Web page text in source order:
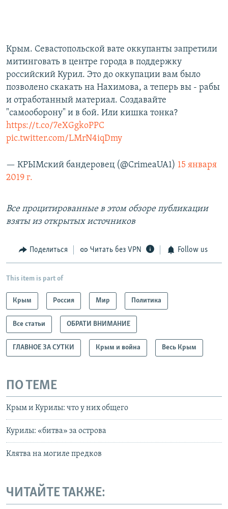
Крым. Севастопольской вате оккупанты запретили
митинговать в центре города в поддержку
российский Курил. Это до оккупации вам было
позволено скакать на Нахимова, а теперь вы - рабы
и отработанный материал. Создавайте
"самооборону" и в бой. Или кишка тонка?
https://t.co/7eXGgkoPPC
pic.twitter.com/LMrN4iqDmy
— КРЫМский бандеровец (@CrimeaUA1) 15 января
2019 г.
Все процитированные в этом обзоре публикации
взяты из открытых источников
Поделиться Читать без VPN Follow us
This item is part of
Крым Россия Мир Политика
Все статьи ОБРАТИ ВНИМАНИЕ
ГЛАВНОЕ ЗА СУТКИ Крым и война Весь Крым
ПО ТЕМЕ
Крым и Курилы: что у них общего
Курилы: «битва» за острова
Клятва на могиле предков
ЧИТАЙТЕ ТАКЖЕ: